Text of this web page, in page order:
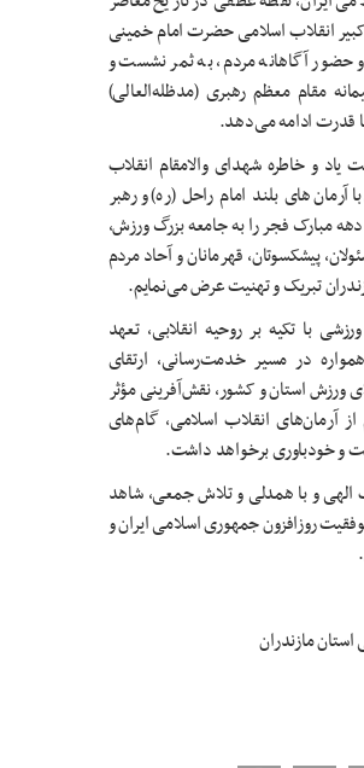
انقلاب اسلامی حضرت امام خمینی
و حضور آگاهانه مردم، به ثمر نشست و
مقام معظم رهبری (مدظله‌العالی)
قدرت ادامه می‌دهد.
و خاطره شهدای والامقام انقلاب
آرمان‌های بلند امام راحل (ره) و رهبر
مبارک فجر را به جامعه بزرگ ورزش،
پیشکسوتان، قهرمانان و آحاد مردم
تبریک و تهنیت عرض می‌نمایم.
با تکیه بر روحیه انقلابی، تعهد
در مسیر خدمت‌رسانی، ارتقای
ورزش استان و کشور، نقش‌آفرینی مؤثر
آرمان‌های انقلاب اسلامی، گام‌های
و خودباوری برخواهد داشت.
الهی و با همدلی و تلاش جمعی، شاهد
روزافزون جمهوری اسلامی ایران و
مازندران